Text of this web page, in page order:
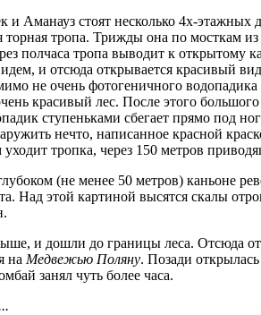
Аманауз стоят несколько 4х-этажных
торная тропа. Трижды она по мосткам
полчаса тропа выводит к открытому
и отсюда открывается красивый
не очень фотогеничного
красивый лес. После этого
ступеньками сбегает прямо под
нечто, написанное красной
тропка, через 150 метров
(не менее 50 метров) каньоне
Над этой картиной высятся скалы
и дошли до границы леса. Отсюда
наМедвежью Поляну. Позади
занял чуть более часа.